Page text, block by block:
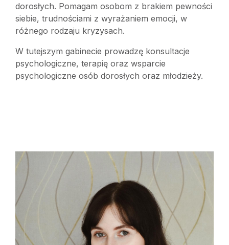
dorosłych. Pomagam osobom z brakiem pewności
siebie, trudnościami z wyrażaniem emocji, w
różnego rodzaju kryzysach.
W tutejszym gabinecie prowadzę konsultacje
psychologiczne, terapię oraz wsparcie
psychologiczne osób dorosłych oraz młodzieży.